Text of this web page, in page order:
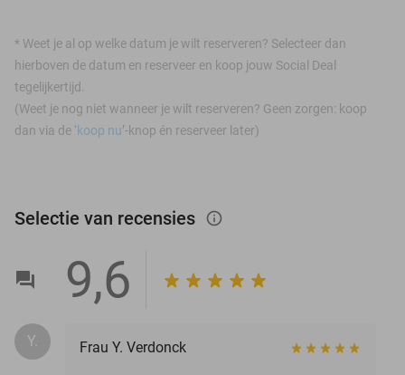
* Weet je al op welke datum je wilt reserveren? Selecteer dan
hierboven de datum en reserveer en koop jouw Social Deal
tegelijkertijd.
(Weet je nog niet wanneer je wilt reserveren? Geen zorgen: koop
dan via de ‘koop nu’-knop én reserveer later)
Selectie van recensies info_outlined
9,6
Y. Frau Y. Verdonck